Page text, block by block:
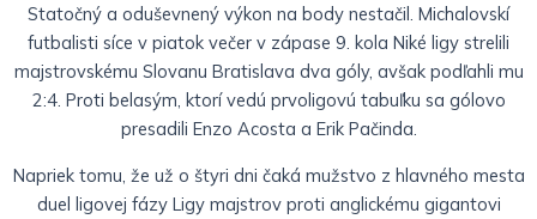
Statočný a oduševnený výkon na body nestačil. Michalovskí
futbalisti síce v piatok večer v zápase 9. kola Niké ligy strelili
majstrovskému Slovanu Bratislava dva góly, avšak podľahli mu
2:4. Proti belasým, ktorí vedú prvoligovú tabuľku sa gólovo
presadili Enzo Acosta a Erik Pačinda.
Napriek tomu, že už o štyri dni čaká mužstvo z hlavného mesta
duel ligovej fázy Ligy majstrov proti anglickému gigantovi